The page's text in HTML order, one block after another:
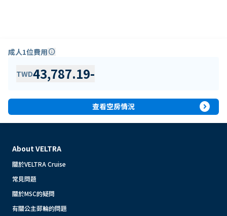
成人1位費用info
TWD43,787.19-
查看空房情況 expand_circle_right
About VELTRA
關於VELTRA Cruise
常見問題
關於MSC的疑問
有關公主郵輪的問題